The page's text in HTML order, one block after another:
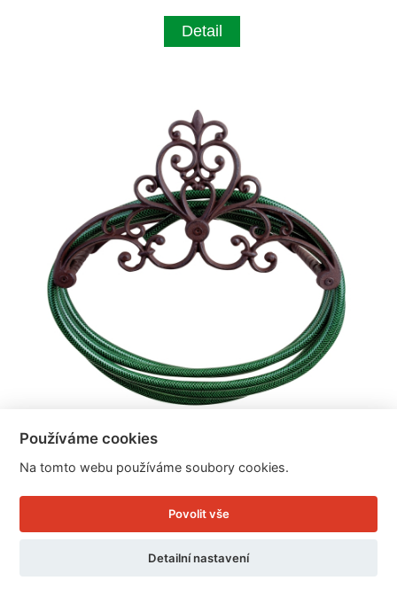
Detail
Nástěnný držák na zahradní hadici 38x24x27cm
Cena: 929 Kč
Doručíme do: 12.8.
Používáme cookies
Na tomto webu používáme soubory cookies.
Povolit vše
Detailní nastavení